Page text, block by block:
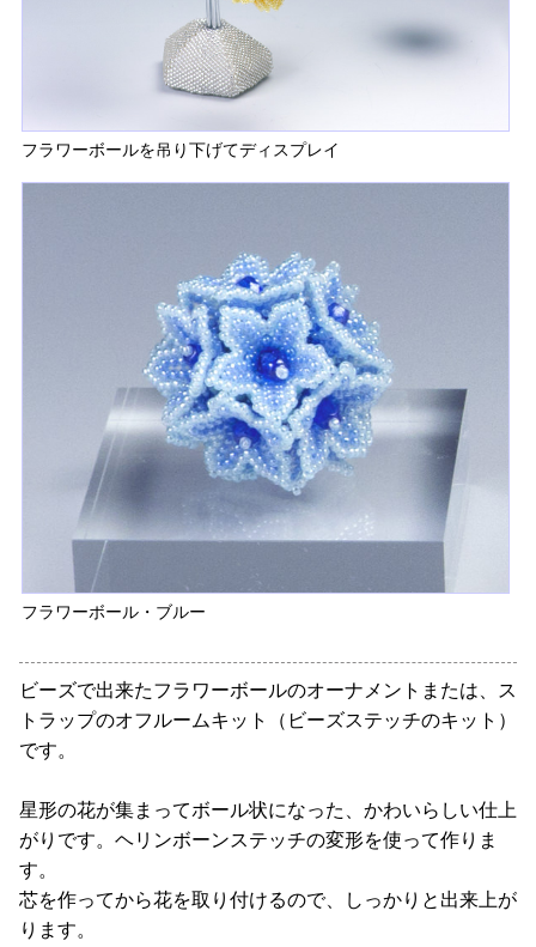
フラワーボールを吊り下げてディスプレイ
フラワーボール・ブルー
ビーズで出来たフラワーボールのオーナメントまたは、ス
トラップのオフルームキット（ビーズステッチのキット）
です。
星形の花が集まってボール状になった、かわいらしい仕上
がりです。ヘリンボーンステッチの変形を使って作りま
す。
芯を作ってから花を取り付けるので、しっかりと出来上が
ります。